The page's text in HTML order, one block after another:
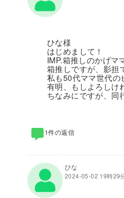
ひな様
はじめまして！
IMP.箱推しのかげマ
箱推しですが、影担
私も50代ママ世代の
有明、もしよろしけ
ちなみにですが、同
1件の返信
ひな
2024-05-02 19時29